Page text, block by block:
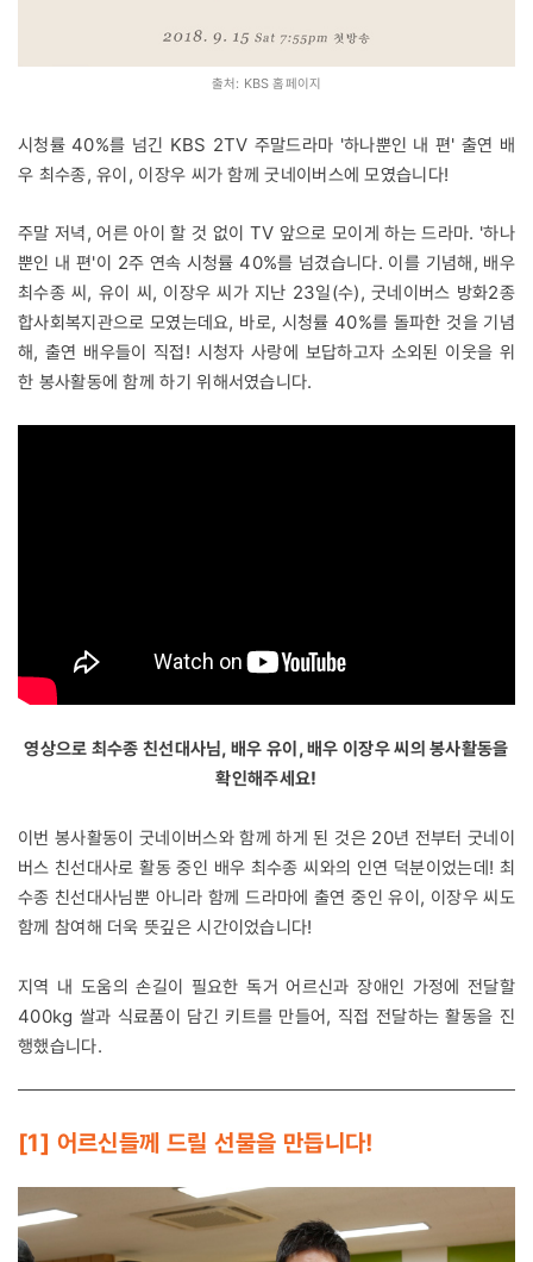
출처: KBS 홈페이지
시청률 40%를 넘긴 KBS 2TV 주말드라마 '하나뿐인 내 편' 출연 배
우 최수종, 유이, 이장우 씨가 함께 굿네이버스에 모였습니다!
주말 저녁, 어른 아이 할 것 없이 TV 앞으로 모이게 하는 드라마. '하나
뿐인 내 편'이 2주 연속 시청률 40%를 넘겼습니다. 이를 기념해, 배우
최수종 씨, 유이 씨, 이장우 씨가 지난 23일(수), 굿네이버스 방화2종
합사회복지관으로 모였는데요, 바로, 시청률 40%를 돌파한 것을 기념
해, 출연 배우들이 직접! 시청자 사랑에 보답하고자 소외된 이웃을 위
한 봉사활동에 함께 하기 위해서였습니다.
영상으로 최수종 친선대사님, 배우 유이, 배우 이장우 씨의 봉사활동을
확인해주세요!
이번 봉사활동이 굿네이버스와 함께 하게 된 것은 20년 전부터 굿네이
버스 친선대사로 활동 중인 배우 최수종 씨와의 인연 덕분이었는데! 최
수종 친선대사님뿐 아니라 함께 드라마에 출연 중인 유이, 이장우 씨도
함께 참여해 더욱 뜻깊은 시간이었습니다!
지역 내 도움의 손길이 필요한 독거 어르신과 장애인 가정에 전달할
400kg 쌀과 식료품이 담긴 키트를 만들어, 직접 전달하는 활동을 진
행했습니다.
[1] 어르신들께 드릴 선물을 만듭니다!